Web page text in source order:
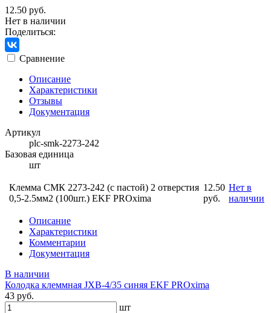
12.50 руб.
Нет в наличии
Поделиться:
Сравнение
Описание
Характеристики
Отзывы
Документация
Артикул
plc-smk-2273-242
Базовая единица
шт
Клемма СМК 2273-242 (с пастой) 2 отверстия
0,5-2.5мм2 (100шт.) EKF PROxima
12.50
руб.
Нет в
наличии
Описание
Характеристики
Комментарии
Документация
В наличии
Колодка клеммная JXB-4/35 синяя EKF PROxima
43 руб.
шт